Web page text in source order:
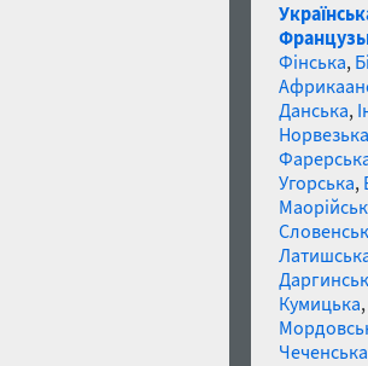
Фінська,
Данська,
Норвезька
Угорська,
Кумицька,
Чеченська